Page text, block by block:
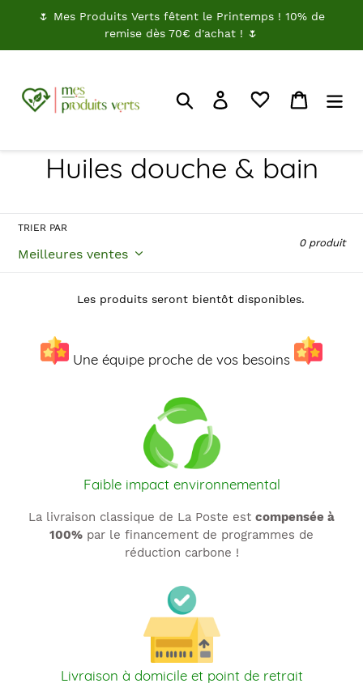
🌷 Mes Produits Verts fêtent le Printemps ! 10% de
remise dès 70€ d'achat ! 🌷
RechercherJe me connectePanier
C
l
l
c
t
:
Huiles douche & bain
TRIER PAR
0 produit
Les produits seront bientôt disponibles.
Une équipe proche de vos besoins
Faible impact environnemental
La livraison classique de La Poste est compensée à
100% par le financement de programmes de
réduction carbone !
Livraison à domicile et point de retrait